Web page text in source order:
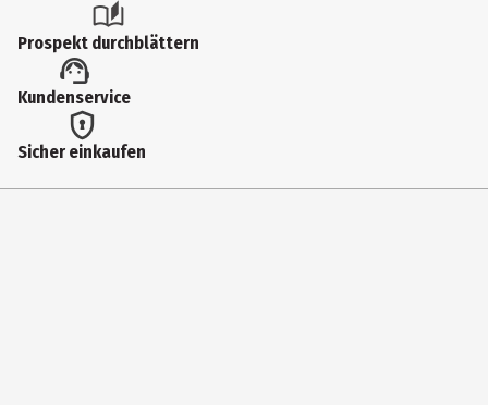
Prospekt durchblättern
Kundenservice
Sicher einkaufen